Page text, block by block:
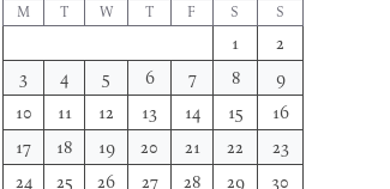
M T W T F S S
1
2
3
4 5 6 7 8
9
10
11 12 13 14 15
16
17
18 19 20 21 22
23
24
25 26 27 28 29
30